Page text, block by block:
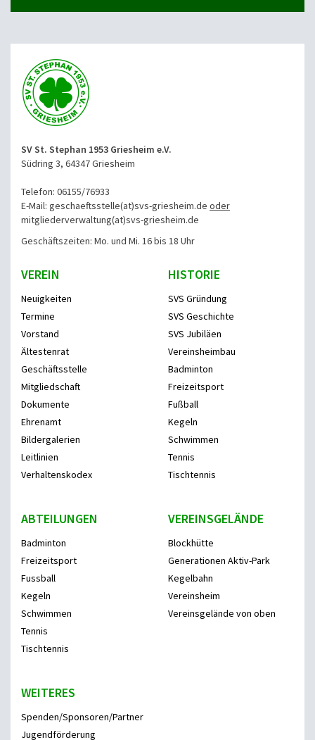
SV St. Stephan 1953 Griesheim e.V.
Südring 3, 64347 Griesheim
Telefon: 06155/76933
E-Mail: geschaeftsstelle(at)svs-griesheim.de oder
mitgliederverwaltung(at)svs-griesheim.de
Geschäftszeiten: Mo. und Mi. 16 bis 18 Uhr
VEREIN
Neuigkeiten
Termine
Vorstand
Ältestenrat
Geschäftsstelle
Mitgliedschaft
Dokumente
Ehrenamt
Bildergalerien
Leitlinien
Verhaltenskodex
HISTORIE
SVS Gründung
SVS Geschichte
SVS Jubiläen
Vereinsheimbau
Badminton
Freizeitsport
Fußball
Kegeln
Schwimmen
Tennis
Tischtennis
ABTEILUNGEN
Badminton
Freizeitsport
Fussball
Kegeln
Schwimmen
Tennis
Tischtennis
VEREINSGELÄNDE
Blockhütte
Generationen Aktiv-Park
Kegelbahn
Vereinsheim
Vereinsgelände von oben
WEITERES
Spenden/Sponsoren/Partner
Jugendförderung